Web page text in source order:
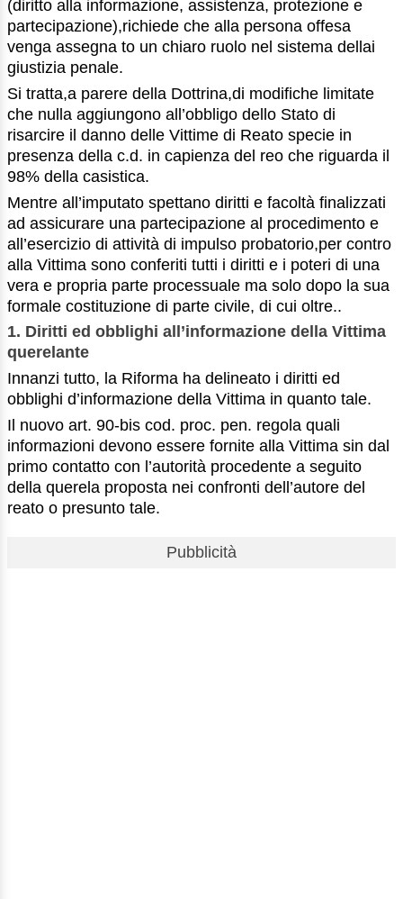
(diritto alla informazione, assistenza, protezione e
partecipazione),richiede che alla persona offesa
venga assegna to un chiaro ruolo nel sistema dellai
giustizia penale.
Si tratta,a parere della Dottrina,di modifiche limitate
che nulla aggiungono all’obbligo dello Stato di
risarcire il danno delle Vittime di Reato specie in
presenza della c.d. in capienza del reo che riguarda il
98% della casistica.
Mentre all’imputato spettano diritti e facoltà finalizzati
ad assicurare una partecipazione al procedimento e
all’esercizio di attività di impulso probatorio,per contro
alla Vittima sono conferiti tutti i diritti e i poteri di una
vera e propria parte processuale ma solo dopo la sua
formale costituzione di parte civile, di cui oltre..
1. Diritti ed obblighi all’informazione della Vittima
querelante
Innanzi tutto, la Riforma ha delineato i diritti ed
obblighi d’informazione della Vittima in quanto tale.
Il nuovo art. 90-bis cod. proc. pen. regola quali
informazioni devono essere fornite alla Vittima sin dal
primo contatto con l’autorità procedente a seguito
della querela proposta nei confronti dell’autore del
reato o presunto tale.
Pubblicità